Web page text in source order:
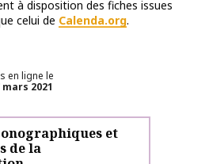
à disposition des fiches issues
celui de Calenda.org.
en ligne le
mars 2021
et
de la